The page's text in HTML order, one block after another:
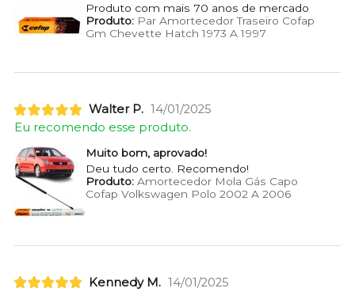
Produto com mais 70 anos de mercado
Produto:Par Amortecedor Traseiro Cofap
Gm Chevette Hatch 1973 A 1997
Walter P. 14/01/2025
Eu recomendo esse produto.
Muito bom, aprovado!
Deu tudo certo. Recomendo!
Produto:Amortecedor Mola Gás Capo
Cofap Volkswagen Polo 2002 A 2006
Kennedy M. 14/01/2025